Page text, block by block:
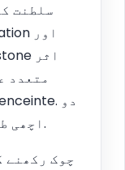
اچھی طرح محفوظ رہائشی ٹاورز رہیں.